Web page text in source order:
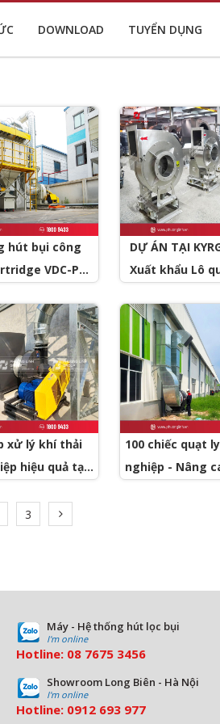
DOWNLOAD TUYỂN DỤNG
hút bụi công
VDC-PL-
DỰ ÁN TẠI
Xuất khẩu Lô
xử lý khí thải
hiệu quả tại
100 chiếc quạt
nghiệp - Nâng
3
Máy - Hệ thống hút lọc bụi
I'm online
Hotline: 08 7675 3456
Showroom Long Biên - Hà Nội
I'm online
Hotline: 0912 693 977